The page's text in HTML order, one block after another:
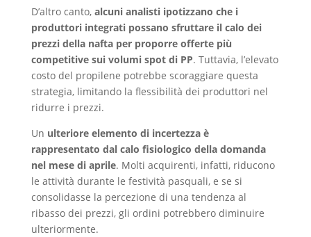
D’altro canto, alcuni analisti ipotizzano che i
produttori integrati possano sfruttare il calo dei
prezzi della nafta per proporre offerte più
competitive sui volumi spot di PP. Tuttavia, l’elevato
costo del propilene potrebbe scoraggiare questa
strategia, limitando la flessibilità dei produttori nel
ridurre i prezzi.
Un ulteriore elemento di incertezza è
rappresentato dal calo fisiologico della domanda
nel mese di aprile. Molti acquirenti, infatti, riducono
le attività durante le festività pasquali, e se si
consolidasse la percezione di una tendenza al
ribasso dei prezzi, gli ordini potrebbero diminuire
ulteriormente.